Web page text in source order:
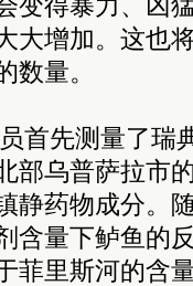
大增加。这也
数量。
首先测量了瑞
部乌普萨拉市
静药物成分。
含量下鲈鱼的
菲里斯河的含